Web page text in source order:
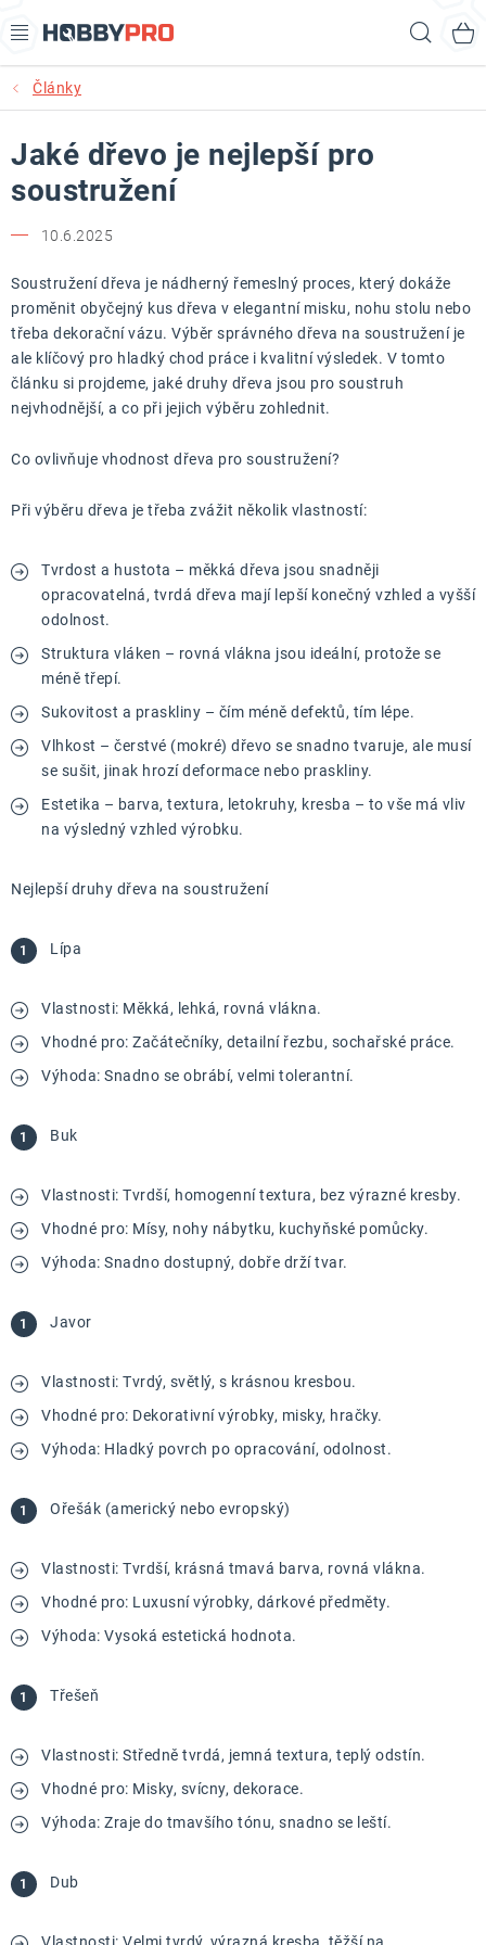
na
AKCE
PRODUKTY
PRODUKTY RECORD POWER
NOVINKY
KURZY SOUSTRUŽENÍ DŘEVA
Podmínky ochrany osobních údajů
Reklamace zboží
Katalog Record Power
Články
Jaké dřevo je nejlepší pro
soustružení
10.6.2025
Soustružení dřeva je nádherný řemeslný proces, který dokáže
proměnit obyčejný kus dřeva v elegantní misku, nohu stolu nebo
třeba dekorační vázu. Výběr správného dřeva na soustružení je
ale klíčový pro hladký chod práce i kvalitní výsledek. V tomto
článku si projdeme, jaké druhy dřeva jsou pro soustruh
nejvhodnější, a co při jejich výběru zohlednit.
Co ovlivňuje vhodnost dřeva pro soustružení?
Při výběru dřeva je třeba zvážit několik vlastností:
Tvrdost a hustota – měkká dřeva jsou snadněji
opracovatelná, tvrdá dřeva mají lepší konečný vzhled a vyšší
odolnost.
Struktura vláken – rovná vlákna jsou ideální, protože se
méně třepí.
Sukovitost a praskliny – čím méně defektů, tím lépe.
Vlhkost – čerstvé (mokré) dřevo se snadno tvaruje, ale musí
se sušit, jinak hrozí deformace nebo praskliny.
Estetika – barva, textura, letokruhy, kresba – to vše má vliv
na výsledný vzhled výrobku.
Nejlepší druhy dřeva na soustružení
Lípa
Vlastnosti: Měkká, lehká, rovná vlákna.
Vhodné pro: Začátečníky, detailní řezbu, sochařské práce.
Výhoda: Snadno se obrábí, velmi tolerantní.
Buk
Vlastnosti: Tvrdší, homogenní textura, bez výrazné kresby.
Vhodné pro: Mísy, nohy nábytku, kuchyňské pomůcky.
Výhoda: Snadno dostupný, dobře drží tvar.
Javor
Vlastnosti: Tvrdý, světlý, s krásnou kresbou.
Vhodné pro: Dekorativní výrobky, misky, hračky.
Výhoda: Hladký povrch po opracování, odolnost.
Ořešák (americký nebo evropský)
Vlastnosti: Tvrdší, krásná tmavá barva, rovná vlákna.
Vhodné pro: Luxusní výrobky, dárkové předměty.
Výhoda: Vysoká estetická hodnota.
Třešeň
Vlastnosti: Středně tvrdá, jemná textura, teplý odstín.
Vhodné pro: Misky, svícny, dekorace.
Výhoda: Zraje do tmavšího tónu, snadno se leští.
Dub